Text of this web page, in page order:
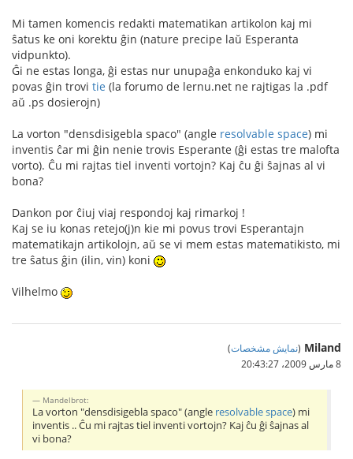
Mi tamen komencis redakti matematikan artikolon kaj mi
ŝatus ke oni korektu ĝin (nature precipe laŭ Esperanta
vidpunkto).
Ĝi ne estas longa, ĝi estas nur unupaĝa enkonduko kaj vi
povas ĝin trovi tie (la forumo de lernu.net ne rajtigas la .pdf
aŭ .ps dosierojn)
La vorton "densdisigebla spaco" (angle resolvable space) mi
inventis ĉar mi ĝin nenie trovis Esperante (ĝi estas tre malofta
vorto). Ĉu mi rajtas tiel inventi vortojn? Kaj ĉu ĝi ŝajnas al vi
bona?
Dankon por ĉiuj viaj respondoj kaj rimarkoj !
Kaj se iu konas retejo(j)n kie mi povus trovi Esperantajn
matematikajn artikolojn, aŭ se vi mem estas matematikisto, mi
tre ŝatus ĝin (ilin, vin) koni
Vilhelmo
Miland
(نمایش مشخصات)
8 مارس 2009،‏ 20:43:27
Mandelbrot:
La vorton "densdisigebla spaco" (angle resolvable space) mi
inventis .. Ĉu mi rajtas tiel inventi vortojn? Kaj ĉu ĝi ŝajnas al
vi bona?